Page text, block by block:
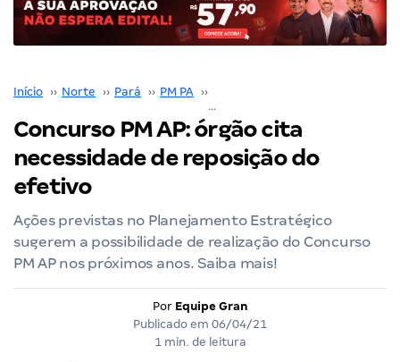
Início ›› Norte ›› Pará ›› PM PA ››
Concurso PM AP: órgão cita
necessidade de reposição do
efetivo
Ações previstas no Planejamento Estratégico
sugerem a possibilidade de realização do Concurso
PM AP nos próximos anos. Saiba mais!
Por Equipe Gran
Publicado em 06/04/21
1 min. de leitura